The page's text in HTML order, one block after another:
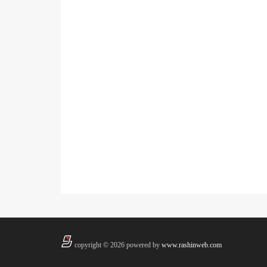
copyright © 2026 powered by www.rashinweb.com